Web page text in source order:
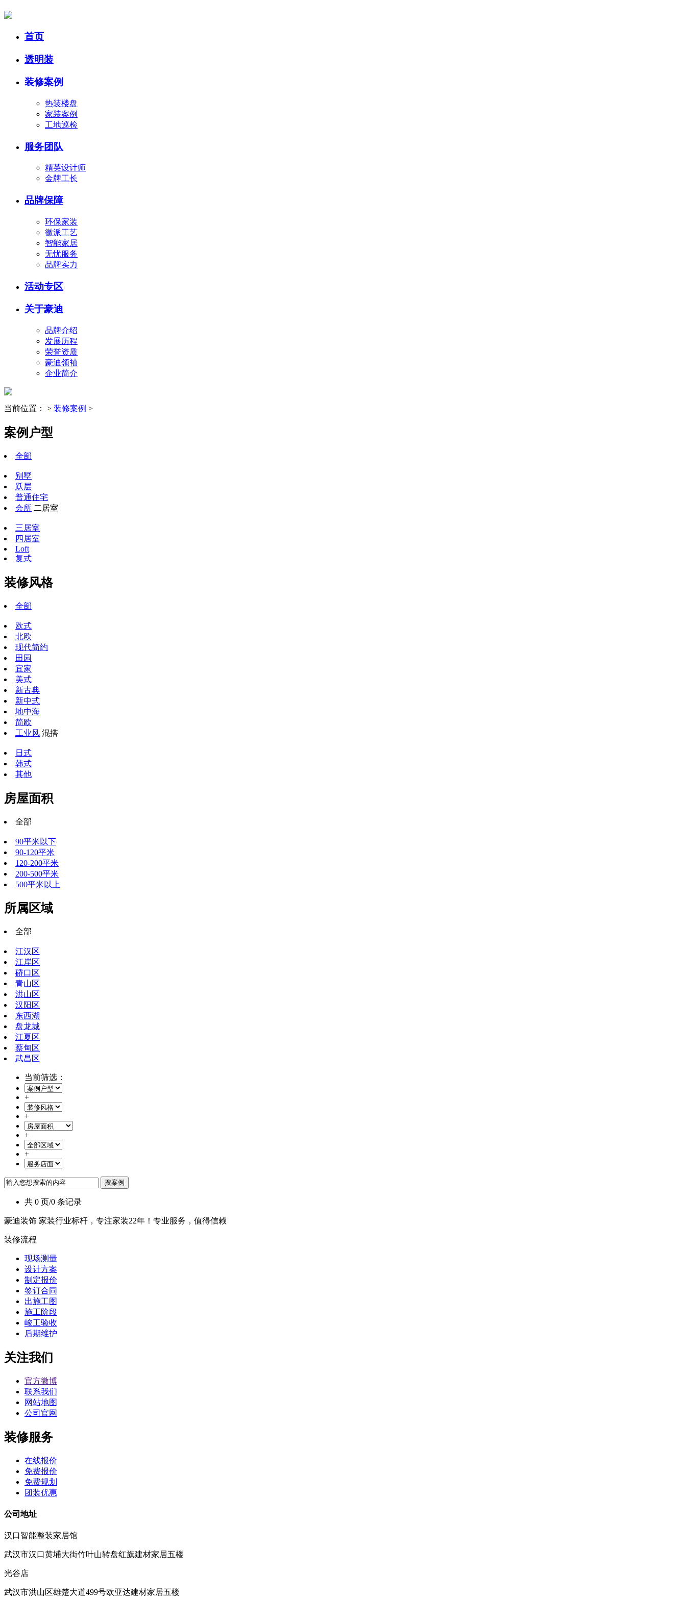
首页
透明装
装修案例
热装楼盘
家装案例
工地巡检
服务团队
精英设计师
金牌工长
品牌保障
环保家装
徽派工艺
智能家居
无忧服务
品牌实力
活动专区
关于豪迪
品牌介绍
发展历程
荣誉资质
豪迪领袖
企业简介
当前位置： > 装修案例 >
案例户型
全部
别墅
跃层
普通住宅
会所 二居室
三居室
四居室
Loft
复式
装修风格
全部
欧式
北欧
现代简约
田园
宜家
美式
新古典
新中式
地中海
简欧
工业风 混搭
日式
韩式
其他
房屋面积
全部
90平米以下
90-120平米
120-200平米
200-500平米
500平米以上
所属区域
全部
江汉区
江岸区
硚口区
青山区
洪山区
汉阳区
东西湖
盘龙城
江夏区
蔡甸区
武昌区
当前筛选：
+
+
+
+
共 0 页/0 条记录
豪迪装饰 家装行业标杆，专注家装22年！专业服务，值得信赖
装修流程
现场测量
设计方案
制定报价
签订合同
出施工图
施工阶段
峻工验收
后期维护
关注我们
官方微博
联系我们
网站地图
公司官网
装修服务
在线报价
免费报价
免费规划
团装优惠
公司地址
汉口智能整装家居馆
武汉市汉口黄埔大街竹叶山转盘红旗建材家居五楼
光谷店
武汉市洪山区雄楚大道499号欧亚达建材家居五楼